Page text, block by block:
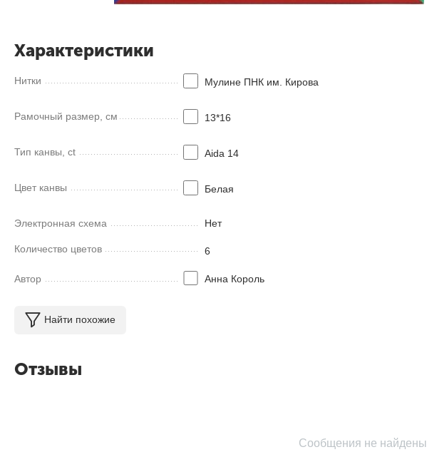
Характеристики
Нитки Мулине ПНК им. Кирова
Рамочный размер, см 13*16
Тип канвы, ct Aida 14
Цвет канвы Белая
Электронная схема Нет
Количество цветов 6
Автор Анна Король
Найти похожие
Отзывы
Сообщения не найдены